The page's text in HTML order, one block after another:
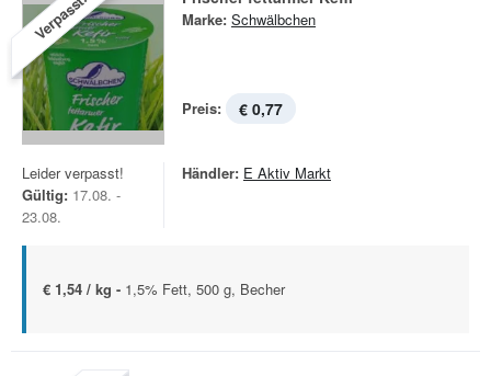
Verpasst! Marke: Schwälbchen
Preis: € 0,77
Leider verpasst!
Gültig: 17.08. -
23.08.
Händler: E Aktiv Markt
€ 1,54 / kg - 1,5% Fett, 500 g, Becher